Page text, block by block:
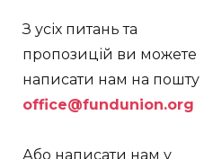
З усіх питань та
пропозицій ви можете
написати нам на пошту
office@fundunion.org
Або написати нам у